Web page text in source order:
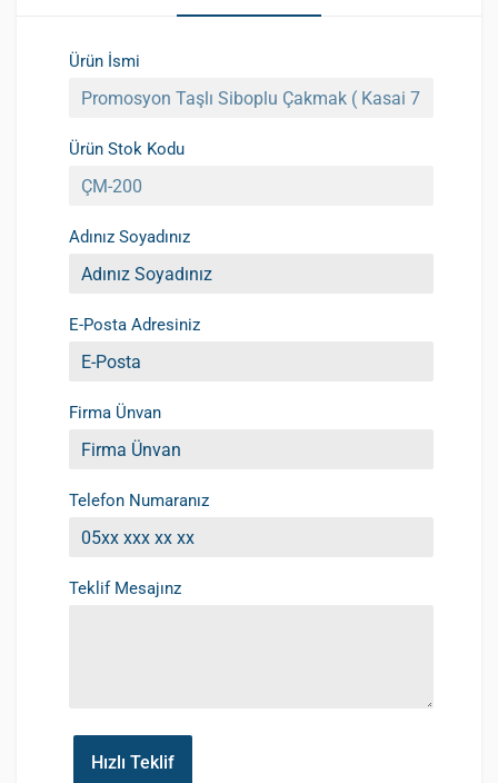
Ürün İsmi
Ürün Stok Kodu
Adınız Soyadınız
E-Posta Adresiniz
Firma Ünvan
Telefon Numaranız
Teklif Mesajınz
Hızlı Teklif